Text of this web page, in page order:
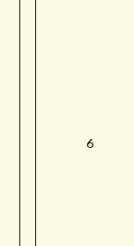
6